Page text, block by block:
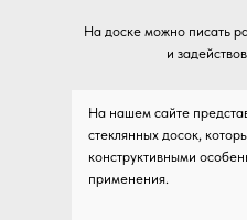
На доске можно писать
и
На нашем сайте
стеклянных досок,
конструктивными
применения.